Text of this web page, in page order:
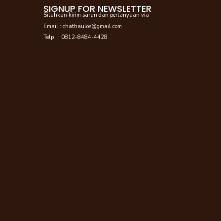
SIGNUP FOR NEWSLETTER
Silahkan kirim saran dan pertanyaan via
Email : chathaulos@gmail.com
Telp : 0812-8484-4428